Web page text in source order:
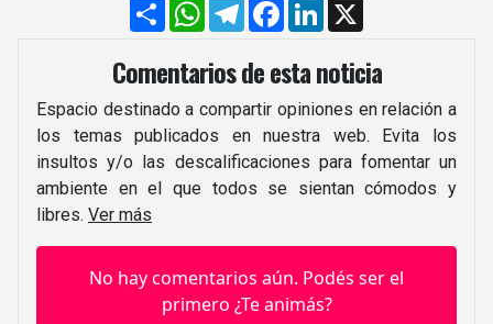
CompartirWhatsApp
TelegramFacebook
LinkedIn
Comentarios de esta noticia
Espacio destinado a compartir opiniones en relación a
los temas publicados en nuestra web. Evita los
insultos y/o las descalificaciones para fomentar un
ambiente en el que todos se sientan cómodos y
libres. Ver más
No hay comentarios aún. Podés ser el
primero ¿Te animás?